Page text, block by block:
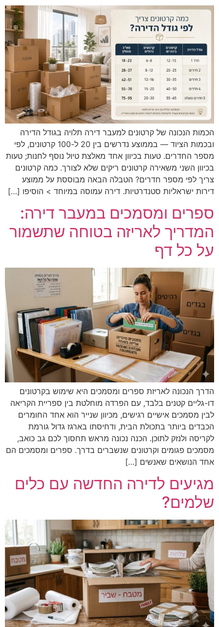
הכמות הנכונה של קרטונים למעבר דירה תלויה בגודל הדירה
ובכמות הציוד — בממוצע נדרשים בין 20 ל-100 קרטונים, לפי
מספר החדרים. טעות בכיוון אחד מאלצת טיול נוסף לחנות; טעות
בכיוון השני משאירה קרטונים ריקים שלא לצורך. כמה קרטונים
צריך לפי מספר חדרים? הטבלה הבאה מבוססת על ממוצע
דירות ישראליות סטנדרטיות. דירה עמוסה במיוחד > הוסיפו […]
ספרים ומסמכים במעבר דירה:
המדריך לאריזה בטוחה שתשמור
על כל דף
הדרך הנכונה לאריזת ספרים ומסמכים היא שימוש בקרטונים
דו-גליים קטנים בלבד, עם הפרדה מוחלטת בין ספריית הקריאה
לבין מסמכים אישיים רגישים, מכיוון שנייר הוא אחד החומרים
הכבדים ביותר בתכולת הבית, ודחיסתו בארגז גדול גורמת
לקריסה ולנזק לתוכן. הכנה נכונה מראש תחסוך לכם גב כואב,
מסמכים פגומים וקרטונים שנשברים בדרך. ספרים ומסמכים הם
אחד הנושאים שאנשים […]
מגיעים לדירה החדשה עם כלים
שלמים?